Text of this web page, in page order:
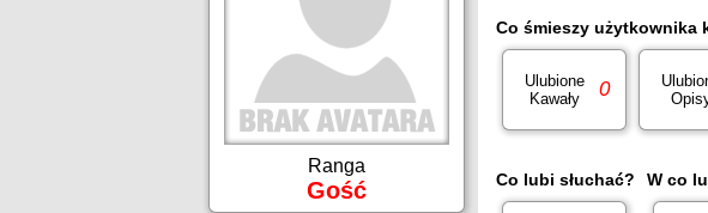
Ranga
Gość
Co śmieszy użytkownika
Ulubione
Kawały
0
Co lubi słuchać? W co